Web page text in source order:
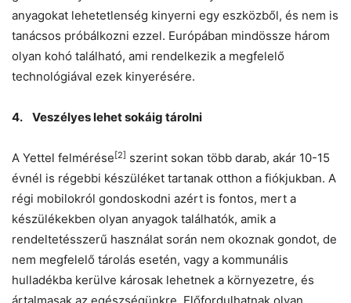
anyagokat lehetetlenség kinyerni egy eszközből, és nem is
tanácsos próbálkozni ezzel. Európában mindössze három
olyan kohó található, ami rendelkezik a megfelelő
technológiával ezek kinyerésére.
4. Veszélyes lehet sokáig tárolni
A Yettel felmérése[2] szerint sokan több darab, akár 10-15
évnél is régebbi készüléket tartanak otthon a fiókjukban. A
régi mobilokról gondoskodni azért is fontos, mert a
készülékekben olyan anyagok találhatók, amik a
rendeltetésszerű használat során nem okoznak gondot, de
nem megfelelő tárolás esetén, vagy a kommunális
hulladékba kerülve károsak lehetnek a környezetre, és